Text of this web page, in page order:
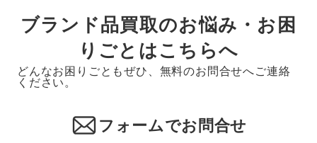
ブランド品買取のお悩み・お困
りごとはこちらへ
どんなお困りごともぜひ、無料のお問合せへご連絡
ください。
フォームでお問合せ